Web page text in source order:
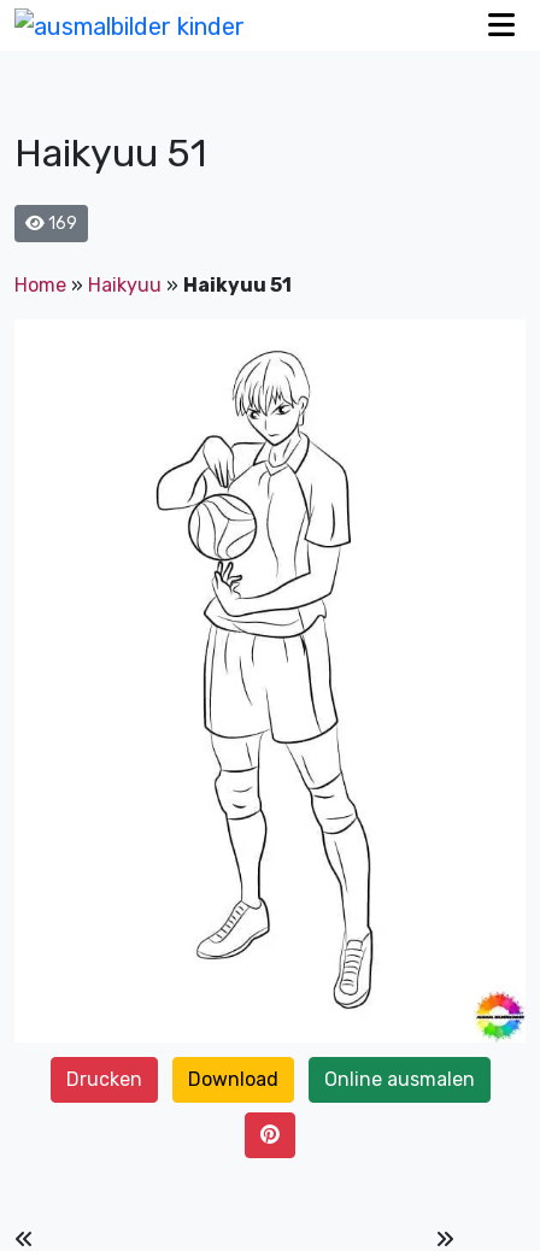
Haikyuu 51
169
Home » Haikyuu » Haikyuu 51
Drucken Download Online ausmalen